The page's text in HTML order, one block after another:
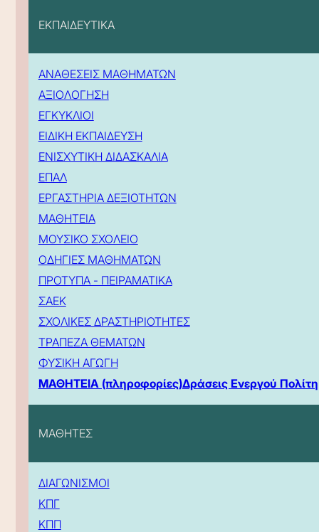
ΕΚΠΑΙΔΕΥΤΙΚΑ
ΑΝΑΘΕΣΕΙΣ ΜΑΘΗΜΑΤΩΝ
ΑΞΙΟΛΟΓΗΣΗ
ΕΓΚΥΚΛΙΟΙ
ΕΙΔΙΚΗ ΕΚΠΑΙΔΕΥΣΗ
ΕΝΙΣΧΥΤΙΚΗ ΔΙΔΑΣΚΑΛΙΑ
ΕΠΑΛ
ΕΡΓΑΣΤΗΡΙΑ ΔΕΞΙΟΤΗΤΩΝ
ΜΑΘΗΤΕΙΑ
ΜΟΥΣΙΚΟ ΣΧΟΛΕΙΟ
ΟΔΗΓΙΕΣ ΜΑΘΗΜΑΤΩΝ
ΠΡΟΤΥΠΑ - ΠΕΙΡΑΜΑΤΙΚΑ
ΣΑΕΚ
ΣΧΟΛΙΚΕΣ ΔΡΑΣΤΗΡΙΟΤΗΤΕΣ
ΤΡΑΠΕΖΑ ΘΕΜΑΤΩΝ
ΦΥΣΙΚΗ ΑΓΩΓΗ
ΜΑΘΗΤΕΙΑ (πληροφορίες)Δράσεις Ενεργού Πολίτη
ΜΑΘΗΤΕΣ
ΔΙΑΓΩΝΙΣΜΟΙ
ΚΠΓ
ΚΠΠ